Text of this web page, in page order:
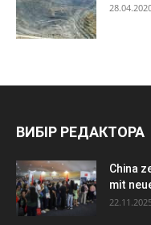
ВИБІР РЕДАКТОРА
China
mit